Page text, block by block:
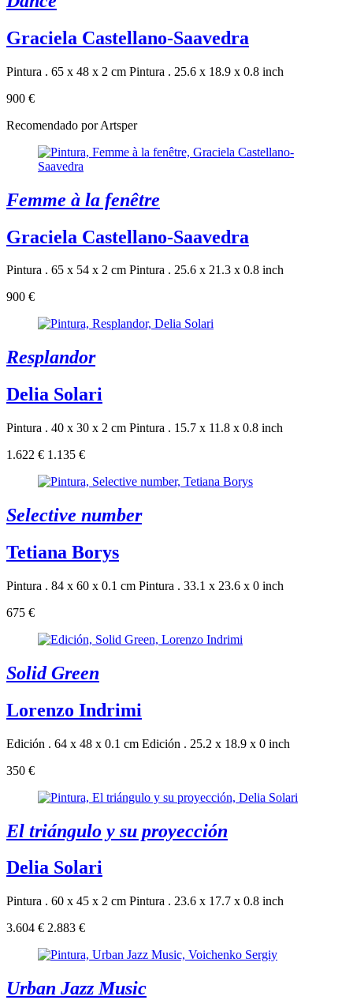
Graciela Castellano-Saavedra
Pintura . 65 x 48 x 2 cm Pintura . 25.6 x 18.9 x 0.8 inch
900 €
Recomendado por Artsper
Femme à la fenêtre
Graciela Castellano-Saavedra
Pintura . 65 x 54 x 2 cm Pintura . 25.6 x 21.3 x 0.8 inch
900 €
Resplandor
Delia Solari
Pintura . 40 x 30 x 2 cm Pintura . 15.7 x 11.8 x 0.8 inch
1.622 € 1.135 €
Selective number
Tetiana Borys
Pintura . 84 x 60 x 0.1 cm Pintura . 33.1 x 23.6 x 0 inch
675 €
Solid Green
Lorenzo Indrimi
Edición . 64 x 48 x 0.1 cm Edición . 25.2 x 18.9 x 0 inch
350 €
El triángulo y su proyección
Delia Solari
Pintura . 60 x 45 x 2 cm Pintura . 23.6 x 17.7 x 0.8 inch
3.604 € 2.883 €
Urban Jazz Music